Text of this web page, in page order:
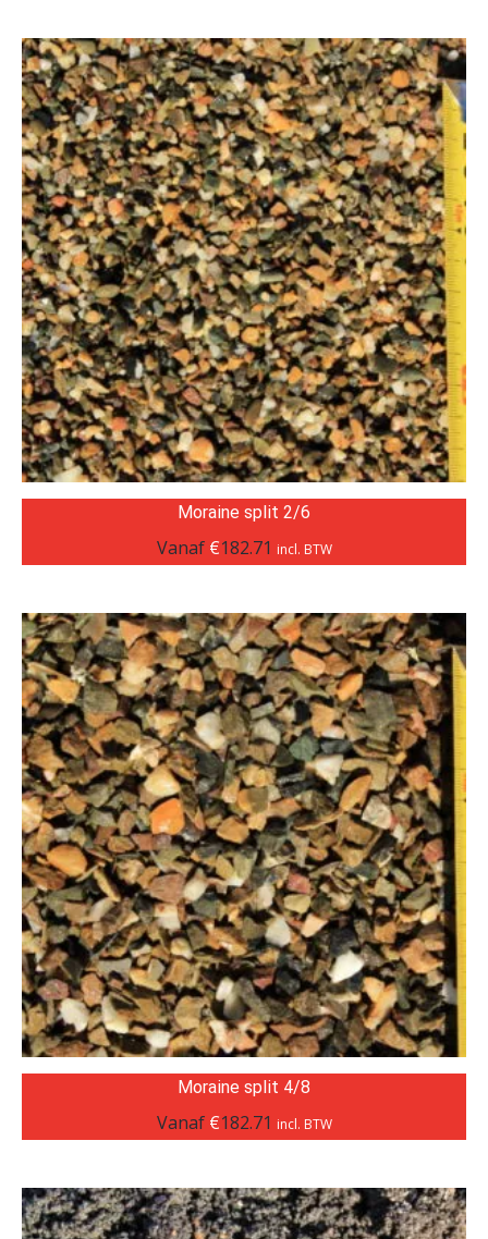
Moraine split 2/6
Vanaf €182.71 incl. BTW
Moraine split 4/8
Vanaf €182.71 incl. BTW